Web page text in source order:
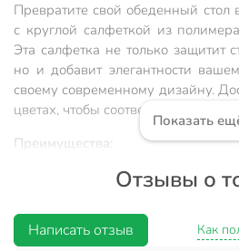
Превратите свой обеденный стол
с круглой салфеткой из
Эта салфетка не только защитит
но и добавит элегантности
своему современному дизайну.
цветах, чтобы соответствовать
Преимущества:
Универсальный размер:
Легкость в уходе:
тряпкой.
Показать
Отзывы о
Написать отзыв Как